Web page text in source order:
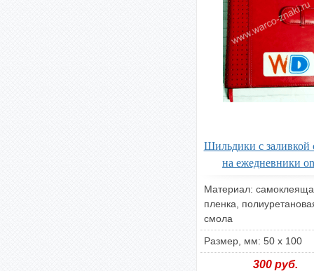
Шильдики с заливкой
на ежедневники
Материал:
пленка,
смола
Размер, мм: 50 х 100
300 руб.